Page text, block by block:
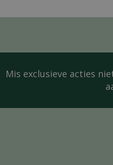
Mis exclusieve acties